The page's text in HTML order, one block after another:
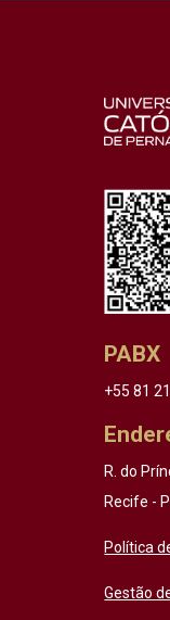
PABX
+55 81
R. do
Recife -
Política
Gestão